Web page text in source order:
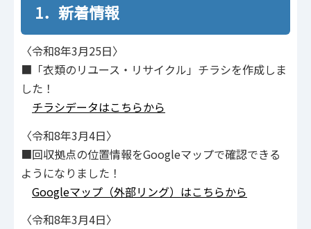
1．新着情報
〈令和8年3月25日〉
■「衣類のリユース・リサイクル」チラシを作成しま
した！
チラシデータはこちらから
〈令和8年3月4日〉
■回収拠点の位置情報をGoogleマップで確認できる
ようになりました！
Googleマップ（外部リング）はこちらから
〈令和8年3月4日〉